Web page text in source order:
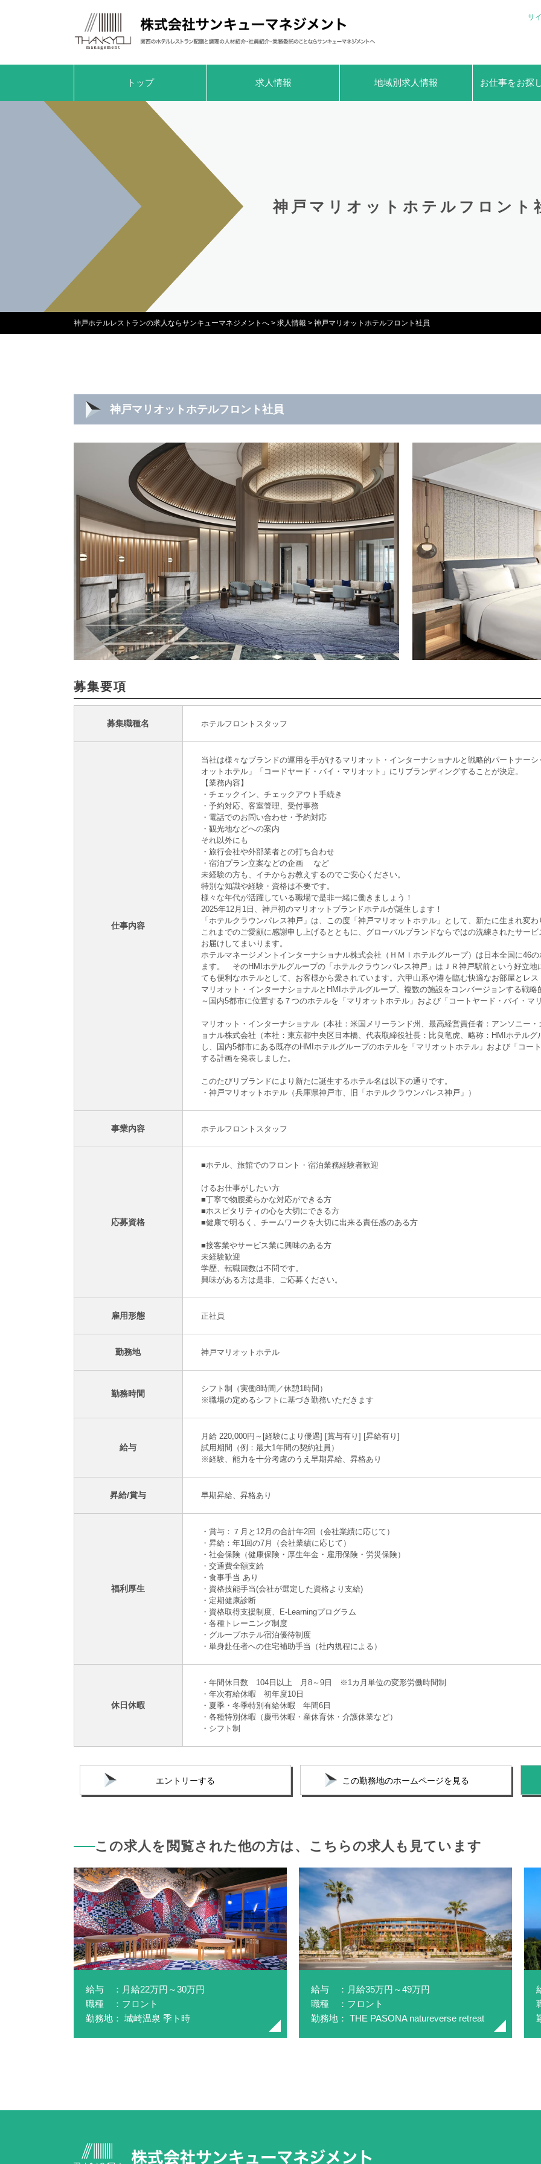
サ
トップ 求人情報 地域別求人情報 お仕事をお探
神戸マリオットホテルフロント
神戸ホテルレストランの求人ならサンキューマネジメントへ > 求人情報 > 神戸マリオットホテルフロント社員
神戸マリオットホテルフロント社員
募集要項
募集職種名 ホテルフロントスタッフ
仕事内容
当社は様々なブランドの運用を手がけるマリオット・インターナショナルと戦略的パートナー
オットホテル」「コードヤード・バイ・マリオット」にリブランディングすることが決定。
【業務内容】
・チェックイン、チェックアウト手続き
・予約対応、客室管理、受付事務
・電話でのお問い合わせ・予約対応
・観光地などへの案内
それ以外にも
・旅行会社や外部業者との打ち合わせ
・宿泊プラン立案などの企画 など
未経験の方も、イチからお教えするのでご安心ください。
特別な知識や経験・資格は不要です。
様々な年代が活躍している職場で是非一緒に働きましょう！
2025年12月1日、神戸初のマリオットブランドホテルが誕生します！
「ホテルクラウンパレス神戸」は、この度「神戸マリオットホテル」として、新たに生まれ変わ
これまでのご愛顧に感謝申し上げるとともに、グローバルブランドならではの洗練されたサー
お届けしてまいります。
ホテルマネージメントインターナショナル株式会社（ＨＭＩホテルグループ）は日本全国に46
ます。 そのHMIホテルグループの「ホテルクラウンパレス神戸」はＪＲ神戸駅前という好立地
ても便利なホテルとして、お客様から愛されています。六甲山系や港を臨む快適なお部屋とレ
マリオット・インターナショナルとHMIホテルグループ、複数の施設をコンバージョンする戦
～国内5都市に位置する７つのホテルを「マリオットホテル」および「コートヤード・バイ・マ
マリオット・インターナショナル（本社：米国メリーランド州、最高経営責任者：アンソニー
ョナル株式会社（本社：東京都中央区日本橋、代表取締役社長：比良竜虎、略称：HMIホテル
し、国内5都市にある既存のHMIホテルグループのホテルを「マリオットホテル」および「コー
する計画を発表しました。
このたびリブランドにより新たに誕生するホテル名は以下の通りです。
・神戸マリオットホテル（兵庫県神戸市、旧「ホテルクラウンパレス神戸」）
事業内容 ホテルフロントスタッフ
応募資格
■ホテル、旅館でのフロント・宿泊業務
■お客様に
けるお仕事がしたい方
■丁寧で物腰柔らかな対応ができる方
■ホスピタリティの心を大切にできる方
■健康で明るく、チームワークを大切に
■接客業やサービス業に興味のある方
未経験歓迎
学歴、転職回数は不問です。
興味がある方は是非、ご応募ください。
雇用形態 正社員
勤務地 神戸マリオットホテル
勤務時間
シフト制（実働8時間／休憩1時間）
※職場の定めるシフトに基づき勤務いただきます
給与
月給 220,000円～[経験により優遇] [賞与有り] [昇給有り]
試用期間（例：最大1年間の契約社員）
※経験、能力を十分考慮のうえ早期昇給、昇格あり
昇給/賞与 早期昇給、昇格あり
福利厚生
・賞与：７月と12月の合計年2回（会社業績に応じて）
・昇給：年1回の7月（会社業績に応じて）
・社会保険（健康保険・厚生年金・雇用保険・労災保険）
・交通費全額支給
・食事手当 あり
・資格技能手当(会社が選定した資格より支給)
・定期健康診断
・資格取得支援制度、E-Learningプログラム
・各種トレーニング制度
・グループホテル宿泊優待制度
・単身赴任者への住宅補助手当（社内規程による）
休日休暇
・年間休日数 104日以上 月8～9日 ※1カ月単位の変形労働時間制
・年次有給休暇 初年度10日
・夏季・冬季特別有給休暇 年間6日
・各種特別休暇（慶弔休暇・産休育休・介護休業など）
・シフト制
エントリーする この勤務地のホームページを見る
この求人を閲覧された他の方は、 こちらの求人も見ています
給与 ：月給22万円～30万円
職種 ：フロント
勤務地： 城崎温泉 季ト時
給与 ：月給35万円～49万円
職種 ：フロント
勤務地： THE PASONA natureverse retreat